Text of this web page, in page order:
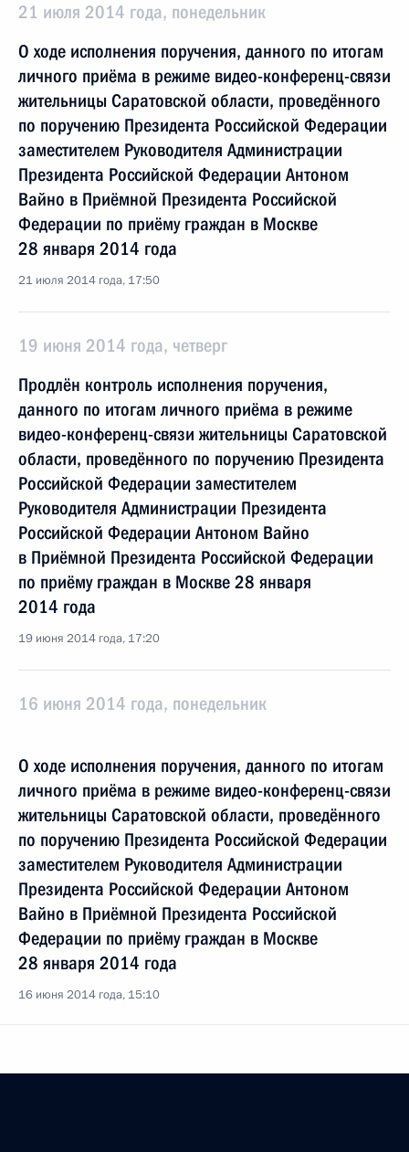
21 июля 2014 года, понедельник
О ходе исполнения поручения, данного по итогам
личного приёма в режиме видео-конференц-связи
жительницы Саратовской области, проведённого
по поручению Президента Российской Федерации
заместителем Руководителя Администрации
Президента Российской Федерации Антоном
Вайно в Приёмной Президента Российской
Федерации по приёму граждан в Москве
28 января 2014 года
21 июля 2014 года, 17:50
19 июня 2014 года, четверг
Продлён контроль исполнения поручения,
данного по итогам личного приёма в режиме
видео-конференц-связи жительницы Саратовской
области, проведённого по поручению Президента
Российской Федерации заместителем
Руководителя Администрации Президента
Российской Федерации Антоном Вайно
в Приёмной Президента Российской Федерации
по приёму граждан в Москве 28 января
2014 года
19 июня 2014 года, 17:20
16 июня 2014 года, понедельник
О ходе исполнения поручения, данного по итогам
личного приёма в режиме видео-конференц-связи
жительницы Саратовской области, проведённого
по поручению Президента Российской Федерации
заместителем Руководителя Администрации
Президента Российской Федерации Антоном
Вайно в Приёмной Президента Российской
Федерации по приёму граждан в Москве
28 января 2014 года
16 июня 2014 года, 15:10